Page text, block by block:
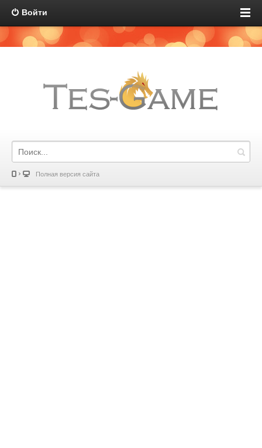
Войти
Полная версия сайта